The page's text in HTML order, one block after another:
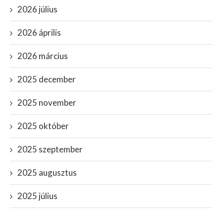
2026 július
2026 április
2026 március
2025 december
2025 november
2025 október
2025 szeptember
2025 augusztus
2025 július